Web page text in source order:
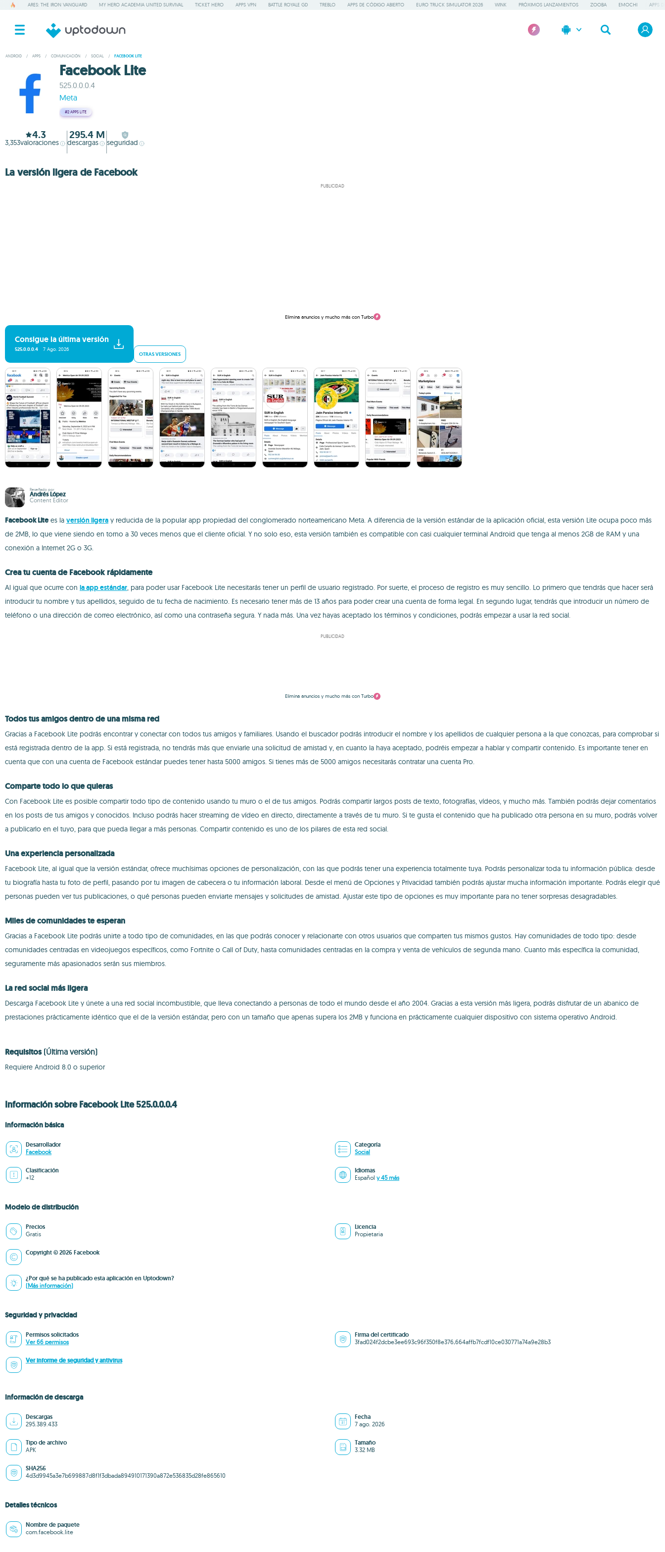
ARES: THE IRON VANGUARD MY HERO ACADEMIA UNITED SURVIVAL TICKET HERO APPS VPN BATTLE ROYALE GD TREBLO APPS DE CÓDIGO ABIERTO EURO TRUCK SIMULATOR 2026 WINK PRÓXIMOS LANZAMIENTOS ZOOBA EMOCHI APPS
ANDROID / APPS / COMUNICACIÓN / SOCIAL / FACEBOOK LITE
Facebook Lite
525.0.0.0.4
Meta
#2 APPS LITE
4.3
3,353valoraciones
295.4 M
descargas seguridad
La versión ligera de Facebook
PUBLICIDAD
Elimina anuncios y mucho más con Turbo
Consigue la última versión
525.0.0.0.4 7 Ago. 2026
OTRAS VERSIONES
Reseñado por
Andrés López
Content Editor
Facebook Lite es la versión ligera y reducida de la popular app propiedad del conglomerado norteamericano Meta. A diferencia de la versión estándar de la aplicación oficial, esta versión Lite ocupa poco más
de 2MB, lo que viene siendo en torno a 30 veces menos que el cliente oficial. Y no solo eso, esta versión también es compatible con casi cualquier terminal Android que tenga al menos 2GB de RAM y una
conexión a Internet 2G o 3G.
Crea tu cuenta de Facebook rápidamente
Al igual que ocurre con la app estándar, para poder usar Facebook Lite necesitarás tener un perfil de usuario registrado. Por suerte, el proceso de registro es muy sencillo. Lo primero que tendrás que hacer será
introducir tu nombre y tus apellidos, seguido de tu fecha de nacimiento. Es necesario tener más de 13 años para poder crear una cuenta de forma legal. En segundo lugar, tendrás que introducir un número de
teléfono o una dirección de correo electrónico, así como una contraseña segura. Y nada más. Una vez hayas aceptado los términos y condiciones, podrás empezar a usar la red social.
PUBLICIDAD
Elimina anuncios y mucho más con Turbo
Todos tus amigos dentro de una misma red
Gracias a Facebook Lite podrás encontrar y conectar con todos tus amigos y familiares. Usando el buscador podrás introducir el nombre y los apellidos de cualquier persona a la que conozcas, para comprobar si
está registrada dentro de la app. Si está registrada, no tendrás más que enviarle una solicitud de amistad y, en cuanto la haya aceptado, podréis empezar a hablar y compartir contenido. Es importante tener en
cuenta que con una cuenta de Facebook estándar puedes tener hasta 5000 amigos. Si tienes más de 5000 amigos necesitarás contratar una cuenta Pro.
Comparte todo lo que quieras
Con Facebook Lite es posible compartir todo tipo de contenido usando tu muro o el de tus amigos. Podrás compartir largos posts de texto, fotografías, vídeos, y mucho más. También podrás dejar comentarios
en los posts de tus amigos y conocidos. Incluso podrás hacer streaming de vídeo en directo, directamente a través de tu muro. Si te gusta el contenido que ha publicado otra persona en su muro, podrás volver
a publicarlo en el tuyo, para que pueda llegar a más personas. Compartir contenido es uno de los pilares de esta red social.
Una experiencia personalizada
Facebook Lite, al igual que la versión estándar, ofrece muchísimas opciones de personalización, con las que podrás tener una experiencia totalmente tuya. Podrás personalizar toda tu información pública: desde
tu biografía hasta tu foto de perfil, pasando por tu imagen de cabecera o tu información laboral. Desde el menú de Opciones y Privacidad también podrás ajustar mucha información importante. Podrás elegir qué
personas pueden ver tus publicaciones, o qué personas pueden enviarte mensajes y solicitudes de amistad. Ajustar este tipo de opciones es muy importante para no tener sorpresas desagradables.
Miles de comunidades te esperan
Gracias a Facebook Lite podrás unirte a todo tipo de comunidades, en las que podrás conocer y relacionarte con otros usuarios que comparten tus mismos gustos. Hay comunidades de todo tipo: desde
comunidades centradas en videojuegos específicos, como Fortnite o Call of Duty, hasta comunidades centradas en la compra y venta de vehículos de segunda mano. Cuanto más específica la comunidad,
seguramente más apasionados serán sus miembros.
La red social más ligera
Descarga Facebook Lite y únete a una red social incombustible, que lleva conectando a personas de todo el mundo desde el año 2004. Gracias a esta versión más ligera, podrás disfrutar de un abanico de
prestaciones prácticamente idéntico que el de la versión estándar, pero con un tamaño que apenas supera los 2MB y funciona en prácticamente cualquier dispositivo con sistema operativo Android.
Requisitos (Última versión)
Requiere Android 8.0 o superior
Información sobre Facebook Lite 525.0.0.0.4
Información básica
Desarrollador
Facebook
Categoría
Social
Clasificación
+12
Idiomas
Español y 45 más
Modelo de distribución
Precios
Gratis
Licencia
Propietaria
Copyright © 2026 Facebook
¿Por qué se ha publicado esta aplicación en Uptodown?
(Más información)
Seguridad y privacidad
Permisos solicitados
Ver 66 permisos
Firma del certificado
3fad024f2dcbe3ee693c96f350f8e376,664affb7fcdf10ce030771a74a9e28b3
Ver informe de seguridad y antivirus
Información de descarga
Descargas
295.389.433
Fecha
7 ago. 2026
Tipo de archivo
APK
Tamaño
3.32 MB
SHA256
4d3d9945a3e7b699887d8f1f3dbada894910171390a872e536835d28fe865610
Detalles técnicos
Nombre de paquete
com.facebook.lite